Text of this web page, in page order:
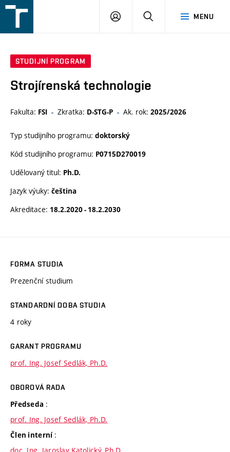
v
MENU
PŘIHLÁŠENÍ
STUDIJNÍ PROGRAM
Strojírenská technologie
Fakulta: FSI Zkratka: D-STG-P Ak. rok: 2025/2026
Typ studijního programu: doktorský
Kód studijního programu: P0715D270019
Udělovaný titul: Ph.D.
Jazyk výuky: čeština
Akreditace: 18.2.2020 - 18.2.2030
FORMA STUDIA
Prezenční studium
STANDARDNÍ DOBA STUDIA
4 roky
GARANT PROGRAMU
prof. Ing. Josef Sedlák, Ph.D.
OBOROVÁ RADA
Předseda :
prof. Ing. Josef Sedlák, Ph.D.
Člen interní :